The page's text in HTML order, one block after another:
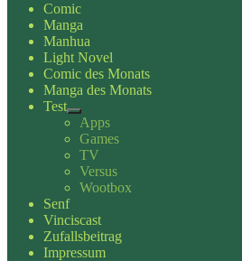
Comic
Manga
Manhua
Light Novel
Comic des Monats
Manga des Monats
Test
Apps
Games
TV
Versus
Wootbox
Senf
Vinciscast
Zufallsbeitrag
Impressum